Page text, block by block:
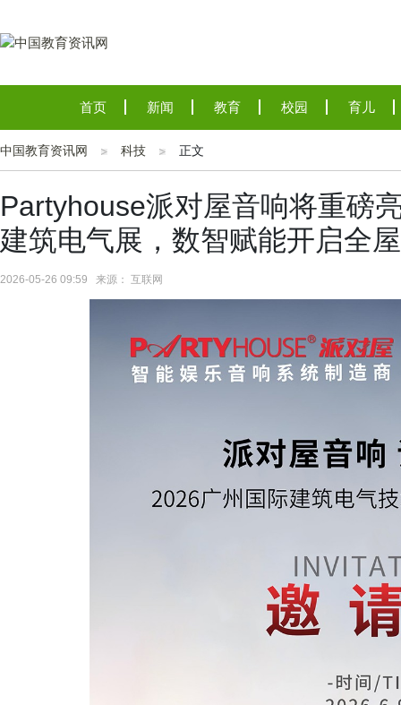
首页 新闻 教育 校园 育儿
中国教育资讯网 科技 正文
Partyhouse派对屋音响将重磅
建筑电气展，数智赋能开启全
2026-05-26 09:59 来源： 互联网